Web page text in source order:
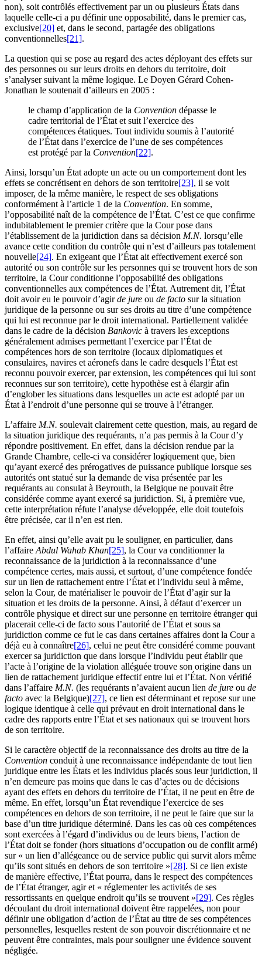
non), soit contrôlés effectivement par un ou plusieurs États dans
laquelle celle-ci a pu définir une opposabilité, dans le premier cas,
exclusive[20] et, dans le second, partagée des obligations
conventionnelles[21].
La question qui se pose au regard des actes déployant des effets sur
des personnes ou sur leurs droits en dehors du territoire, doit
s’analyser suivant la même logique. Le Doyen Gérard Cohen-
Jonathan le soutenait d’ailleurs en 2005 :
le champ d’application de la Convention dépasse le
cadre territorial de l’État et suit l’exercice des
compétences étatiques. Tout individu soumis à l’autorité
de l’État dans l’exercice de l’une de ses compétences
est protégé par la Convention[22].
Ainsi, lorsqu’un État adopte un acte ou un comportement dont les
effets se concrétisent en dehors de son territoire[23], il se voit
imposer, de la même manière, le respect de ses obligations
conformément à l’article 1 de la Convention. En somme,
l’opposabilité naît de la compétence de l’État. C’est ce que confirme
indubitablement le premier critère que la Cour pose dans
l’établissement de la juridiction dans sa décision M.N. lorsqu’elle
avance cette condition du contrôle qui n’est d’ailleurs pas totalement
nouvelle[24]. En exigeant que l’État ait effectivement exercé son
autorité ou son contrôle sur les personnes qui se trouvent hors de son
territoire, la Cour conditionne l’opposabilité des obligations
conventionnelles aux compétences de l’État. Autrement dit, l’État
doit avoir eu le pouvoir d’agirde jure ou de facto sur la situation
juridique de la personne ou sur ses droits au titre d’une compétence
qui lui est reconnue par le droit international. Partiellement validée
dans le cadre de la décision Bankovic à travers les exceptions
généralement admises permettant l’exercice par l’État de
compétences hors de son territoire (locaux diplomatiques et
consulaires, navires et aéronefs dans le cadre desquels l’État est
reconnu pouvoir exercer, par extension, les compétences qui lui sont
reconnues sur son territoire), cette hypothèse est à élargir afin
d’englober les situations dans lesquelles un acte est adopté par un
État à l’endroit d’une personne qui se trouve à l’étranger.
L’affaire M.N. soulevait clairement cette question, mais, au regard de
la situation juridique des requérants, n’a pas permis à la Cour d’y
répondre positivement. En effet, dans la décision rendue par la
Grande Chambre, celle-ci va considérer logiquement que, bien
qu’ayant exercé des prérogatives de puissance publique lorsque ses
autorités ont statué sur la demande de visa présentée par les
requérants au consulat à Beyrouth, la Belgique ne pouvait être
considérée comme ayant exercé sa juridiction. Si, à première vue,
cette interprétation réfute l’analyse développée, elle doit toutefois
être précisée, car il n’en est rien.
En effet, ainsi qu’elle avait pu le souligner, en particulier, dans
l’affaire Abdul Wahab Khan[25], la Cour va conditionner la
reconnaissance de la juridiction à la reconnaissance d’une
compétence certes, mais aussi, et surtout, d’une compétence fondée
sur un lien de rattachement entre l’État et l’individu seul à même,
selon la Cour, de matérialiser le pouvoir de l’État d’agir sur la
situation et les droits de la personne. Ainsi, à défaut d’exercer un
contrôle physique et direct sur une personne en territoire étranger qui
placerait celle-ci de facto sous l’autorité de l’État et sous sa
juridiction comme ce fut le cas dans certaines affaires dont la Cour a
déjà eu à connaître[26], celui ne peut être considéré comme pouvant
exercer sa juridiction que dans lorsque l’individu peut établir que
l’acte à l’origine de la violation alléguée trouve son origine dans un
lien de rattachement juridique effectif entre lui et l’État. Non vérifié
dans l’affaire M.N. (les requérants n’avaient aucun lien de jure ou de
facto avec la Belgique)[27], ce lien est déterminant et repose sur une
logique identique à celle qui prévaut en droit international dans le
cadre des rapports entre l’État et ses nationaux qui se trouvent hors
de son territoire.
Si le caractère objectif de la reconnaissance des droits au titre de la
Convention conduit à une reconnaissance indépendante de tout lien
juridique entre les États et les individus placés sous leur juridiction, il
n’en demeure pas moins que dans le cas d’actes ou de décisions
ayant des effets en dehors du territoire de l’État, il ne peut en être de
même. En effet, lorsqu’un État revendique l’exercice de ses
compétences en dehors de son territoire, il ne peut le faire que sur la
base d’un titre juridique déterminé. Dans les cas où ces compétences
sont exercées à l’égard d’individus ou de leurs biens, l’action de
l’État doit se fonder (hors situations d’occupation ou de conflit armé)
sur « un lien d’allégeance ou de service public qui survit alors même
qu’ils sont situés en dehors de son territoire »[28]. Si ce lien existe
de manière effective, l’État pourra, dans le respect des compétences
de l’État étranger, agir et « réglementer les activités de ses
ressortissants en quelque endroit qu’ils se trouvent »[29]. Ces règles
découlant du droit international doivent être rappelées, non pour
définir une obligation d’action de l’État au titre de ses compétences
personnelles, lesquelles restent de son pouvoir discrétionnaire et ne
peuvent être contraintes, mais pour souligner une évidence souvent
négligée.